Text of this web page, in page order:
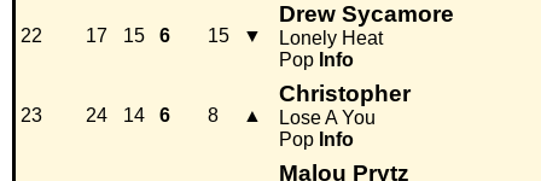
22 17 15 6 15 ▼
Drew Sycamore
Lonely Heat
Pop Info
23 24 14 6 8 ▲
Christopher
Lose A You
Pop Info
Malou Prytz